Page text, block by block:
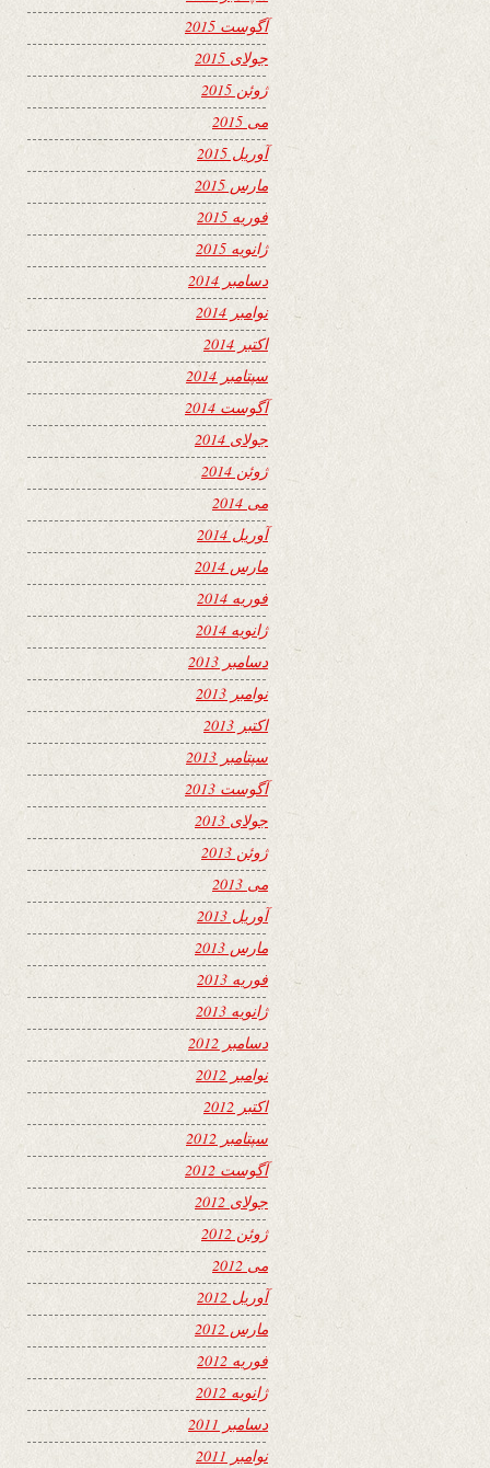
آگوست 2015
جولای 2015
ژوئن 2015
می 2015
آوریل 2015
مارس 2015
فوریه 2015
ژانویه 2015
دسامبر 2014
نوامبر 2014
اکتبر 2014
سپتامبر 2014
آگوست 2014
جولای 2014
ژوئن 2014
می 2014
آوریل 2014
مارس 2014
فوریه 2014
ژانویه 2014
دسامبر 2013
نوامبر 2013
اکتبر 2013
سپتامبر 2013
آگوست 2013
جولای 2013
ژوئن 2013
می 2013
آوریل 2013
مارس 2013
فوریه 2013
ژانویه 2013
دسامبر 2012
نوامبر 2012
اکتبر 2012
سپتامبر 2012
آگوست 2012
جولای 2012
ژوئن 2012
می 2012
آوریل 2012
مارس 2012
فوریه 2012
ژانویه 2012
دسامبر 2011
نوامبر 2011